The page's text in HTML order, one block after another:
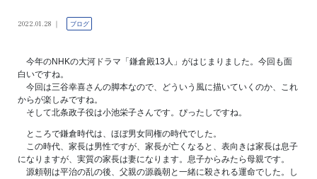
2022.01.28 ブログ
今年のNHKの大河ドラマ「鎌倉殿13人」がはじまりました。今回も面
白いですね。
今回は三谷幸喜さんの脚本なので、どういう風に描いていくのか、これ
からが楽しみですね。
そして北条政子役は小池栄子さんです。ぴったしですね。
ところで鎌倉時代は、ほぼ男女同権の時代でした。
この時代、家長は男性ですが、家長が亡くなると、表向きは家長は息子
になりますが、実質の家長は妻になります。息子からみたら母親です。
源頼朝は平治の乱の後、父親の源義朝と一緒に殺される運命でした。し